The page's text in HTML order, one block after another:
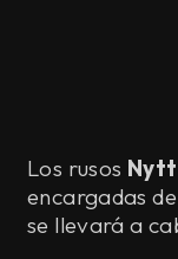
Los rusos
encargadas
se llevará a